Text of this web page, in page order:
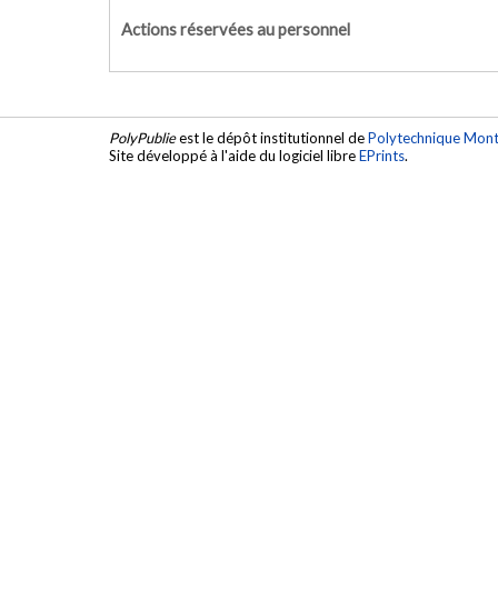
Actions réservées au personnel
PolyPublieest le dépôt institutionnel dePolytechnique
Site développé à l'aide du logiciel libreEPrints.